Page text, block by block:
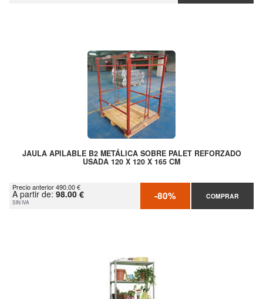
JAULA APILABLE B2 METÁLICA SOBRE PALET REFORZADO
USADA 120 X 120 X 165 CM
Precio anterior 490.00 €
A partir de: 98.00 €
SIN IVA -80% COMPRAR